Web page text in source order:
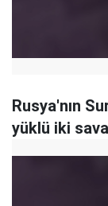
Rusya'nın
yüklü iki